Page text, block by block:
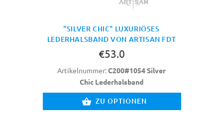
"SILVER CHIC" LUXURIÖSES
LEDERHALSBAND VON ARTISAN FDT
€53.0
Artikelnummer:C200#1054 Silver
Chic Lederhalsband
ZU OPTIONEN